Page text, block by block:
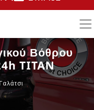
Βόθρου
TITAN
Γαλάτσι